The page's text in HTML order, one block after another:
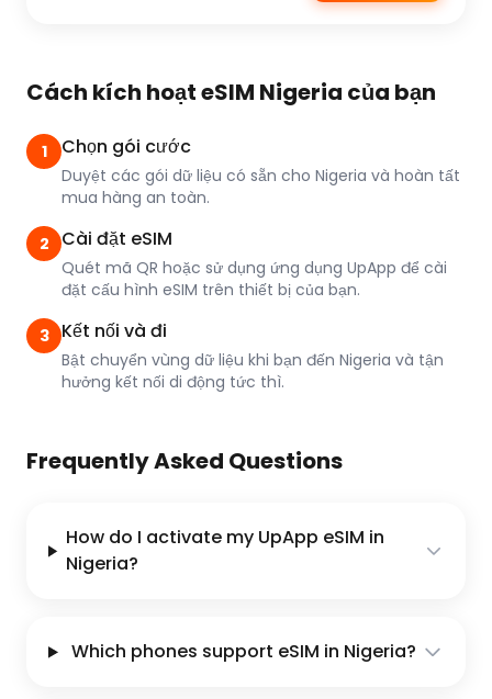
Cách kích hoạt eSIM Nigeria của bạn
1 Chọn gói cước
Duyệt các gói dữ liệu có sẵn cho Nigeria và hoàn tất
mua hàng an toàn.
2 Cài đặt eSIM
Quét mã QR hoặc sử dụng ứng dụng UpApp để cài
đặt cấu hình eSIM trên thiết bị của bạn.
3 Kết nối và đi
Bật chuyển vùng dữ liệu khi bạn đến Nigeria và tận
hưởng kết nối di động tức thì.
Frequently Asked Questions
How do I activate my UpApp eSIM in
Nigeria?
Which phones support eSIM in Nigeria?